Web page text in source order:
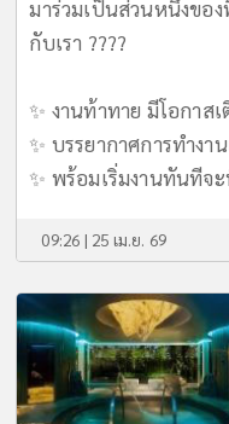
มาร่วมเป็นส่วนหนึ่งขอ
กับเรา ????
✨ งานท้าทาย มีโอกาสเ
✨ บรรยากาศการทำงา
✨ พร้อมเริ่มงานทันทีจ
09:26 | 25 เม.ย. 69